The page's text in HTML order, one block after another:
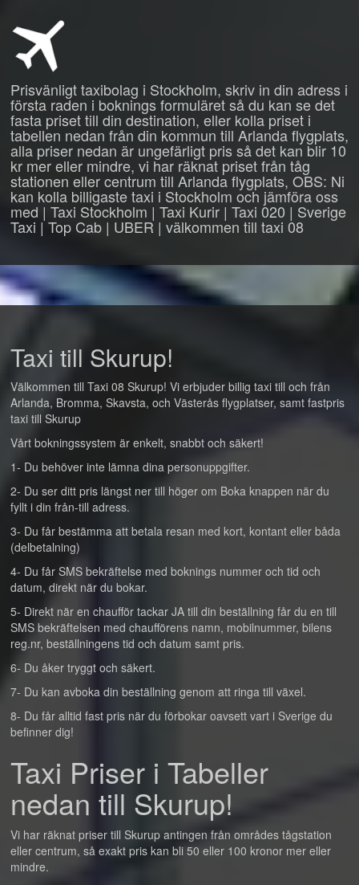
Prisvänligt taxibolag i Stockholm, skriv in din adress i
första raden i boknings formuläret så du kan se det
fasta priset till din destination, eller kolla priset i
tabellen nedan från din kommun till Arlanda flygplats,
alla priser nedan är ungefärligt pris så det kan blir 10
kr mer eller mindre, vi har räknat priset från tåg
stationen eller centrum till Arlanda flygplats, OBS: Ni
kan kolla billigaste taxi i Stockholm och jämföra oss
med | Taxi Stockholm | Taxi Kurir | Taxi 020 | Sverige
Taxi | Top Cab | UBER | välkommen till taxi 08
Taxi till Skurup!
Välkommen till Taxi 08 Skurup! Vi erbjuder billig taxi till och från
Arlanda, Bromma, Skavsta, och Västerås flygplatser, samt fastpris
taxi till Skurup
Vårt bokningssystem är enkelt, snabbt och säkert!
1- Du behöver inte lämna dina personuppgifter.
2- Du ser ditt pris längst ner till höger om Boka knappen när du
fyllt i din från-till adress.
3- Du får bestämma att betala resan med kort, kontant eller båda
(delbetalning)
4- Du får SMS bekräftelse med boknings nummer och tid och
datum, direkt när du bokar.
5- Direkt när en chaufför tackar JA till din beställning får du en till
SMS bekräftelsen med chaufförens namn, mobilnummer, bilens
reg.nr, beställningens tid och datum samt pris.
6- Du åker tryggt och säkert.
7- Du kan avboka din beställning genom att ringa till växel.
8- Du får alltid fast pris när du förbokar oavsett vart i Sverige du
befinner dig!
Taxi Priser i Tabeller
nedan till Skurup!
Vi har räknat priser till Skurup antingen från områdes tågstation
eller centrum, så exakt pris kan bli 50 eller 100 kronor mer eller
mindre.